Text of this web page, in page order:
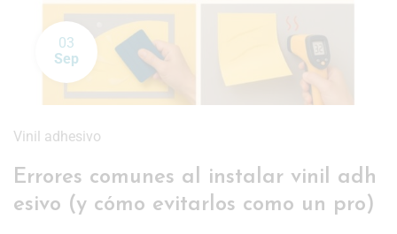
03
Sep
Vinil adhesivo
Errores comunes al instalar vinil adh
esivo (y cómo evitarlos como un pro)